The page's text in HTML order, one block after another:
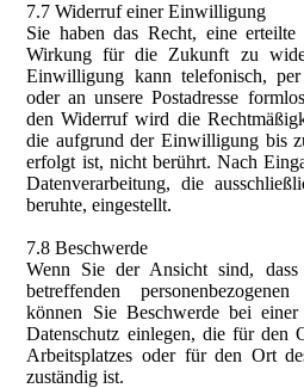
7.7 Widerruf einer Einwilligung
Sie haben das Recht, eine
Wirkung für die Zukunft zu
Einwilligung kann telefonisch,
oder an unsere Postadresse
den Widerruf wird die
die aufgrund der Einwilligung bis
erfolgt ist, nicht berührt. Nach
Datenverarbeitung, die
beruhte, eingestellt.
7.8 Beschwerde
Wenn Sie der Ansicht sind,
betreffenden
können Sie Beschwerde bei
Datenschutz einlegen, die für den
Arbeitsplatzes oder für den Ort
zuständig ist.